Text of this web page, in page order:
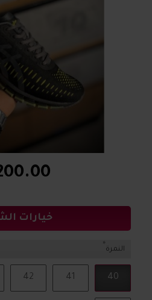
خيارات
النمرة
40
41
42